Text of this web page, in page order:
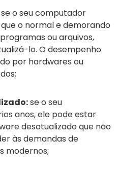
se o seu computador
o normal e demorando
ou arquivos,
lo. O desempenho
por hardwares ou
se o seu
anos, ele pode estar
desatualizado que não
às demandas de
modernos;